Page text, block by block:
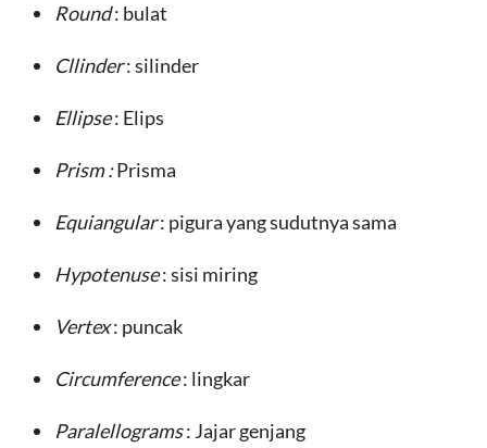
Round: bulat
Cllinder: silinder
Ellipse: Elips
Prism :Prisma
Equiangular: pigura yang sudutnya sama
Hypotenuse: sisi miring
Vertex: puncak
Circumference: lingkar
Paralellograms: Jajar genjang